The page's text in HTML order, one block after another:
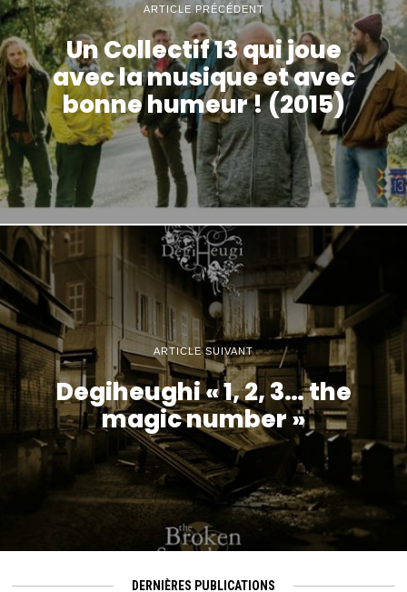
ARTICLE PRÉCÉDENT
Un Collectif 13 qui joue
avec la musique et avec
bonne humeur ! (2015)
ARTICLE SUIVANT
Degiheughi « 1, 2, 3… the
magic number »
DERNIÈRES PUBLICATIONS